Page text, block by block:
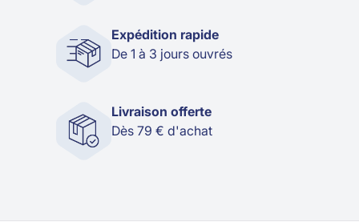
Expédition rapide
De 1 à 3 jours ouvrés
Livraison offerte
Dès 79 € d'achat